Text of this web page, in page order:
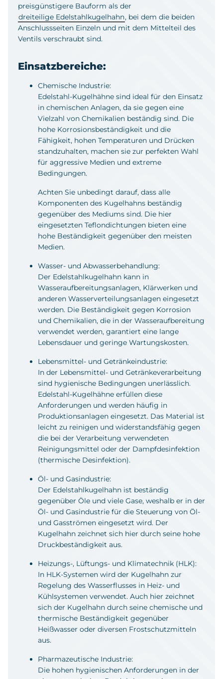
preisgünstigere Bauform als der
dreiteilige Edelstahlkugelhahn, bei dem die beiden
Anschlussseiten Einzeln und mit dem Mittelteil des
Ventils verschraubt sind.
Einsatzbereiche:
Chemische Industrie:
Edelstahl-Kugelhähne sind ideal für den Einsatz
in chemischen Anlagen, da sie gegen eine
Vielzahl von Chemikalien beständig sind. Die
hohe Korrosionsbeständigkeit und die
Fähigkeit, hohen Temperaturen und Drücken
standzuhalten, machen sie zur perfekten Wahl
für aggressive Medien und extreme
Bedingungen.
Achten Sie unbedingt darauf, dass alle
Komponenten des Kugelhahns beständig
gegenüber des Mediums sind. Die hier
eingesetzten Teflondichtungen bieten eine
hohe Beständigkeit gegenüber den meisten
Medien.
Wasser- und Abwasserbehandlung:
Der Edelstahlkugelhahn kann in
Wasseraufbereitungsanlagen, Klärwerken und
anderen Wasserverteilungsanlagen eingesetzt
werden. Die Beständigkeit gegen Korrosion
und Chemikalien, die in der Wasseraufbereitung
verwendet werden, garantiert eine lange
Lebensdauer und geringe Wartungskosten.
Lebensmittel- und Getränkeindustrie:
In der Lebensmittel- und Getränkeverarbeitung
sind hygienische Bedingungen unerlässlich.
Edelstahl-Kugelhähne erfüllen diese
Anforderungen und werden häufig in
Produktionsanlagen eingesetzt. Das Material ist
leicht zu reinigen und widerstandsfähig gegen
die bei der Verarbeitung verwendeten
Reinigungsmittel oder der Dampfdesinfektion
(thermische Desinfektion).
Öl- und Gasindustrie:
Der Edelstahlkugelhahn ist beständig
gegenüber Öle und viele Gase, weshalb er in der
Öl- und Gasindustrie für die Steuerung von Öl-
und Gasströmen eingesetzt wird. Der
Kugelhahn zeichnet sich hier durch seine hohe
Druckbeständigkeit aus.
Heizungs-, Lüftungs- und Klimatechnik (HLK):
In HLK-Systemen wird der Kugelhahn zur
Regelung des Wasserflusses in Heiz- und
Kühlsystemen verwendet. Auch hier zeichnet
sich der Kugelhahn durch seine chemische und
thermische Beständigkeit gegenüber
Heißwasser oder diversen Frostschutzmitteln
aus.
Pharmazeutische Industrie:
Die hohen hygienischen Anforderungen in der